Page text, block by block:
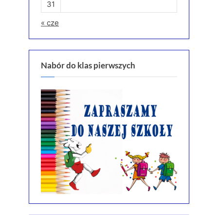
31
« cze
Nabór do klas pierwszych